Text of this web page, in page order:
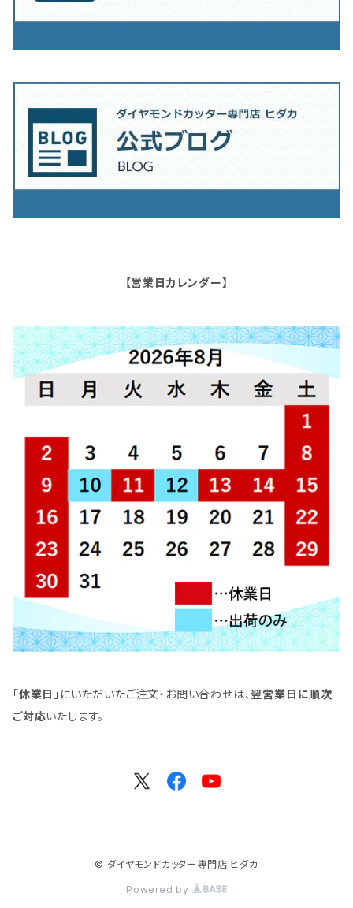
【営業日カレンダー】
「休業日 」にいただいたご注文・お問い合わせは、翌営業日に順次
ご対応いたします。
© ダイヤモンドカッター専門店 ヒダカ
Powered by